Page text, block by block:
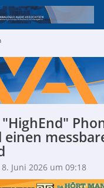
einen
8. Juni 2026 um 09:18